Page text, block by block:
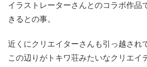
イラストレーターさんとのコラボ作品
きるとの事。
近くにクリエイターさんも引っ越され
この辺りがトキワ荘みたいなクリエイ